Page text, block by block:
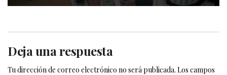
Deja una respuesta
Tu dirección de correo electrónico no será publicada. Los campos